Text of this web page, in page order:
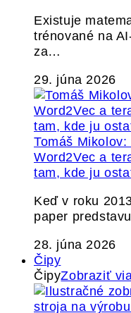
Existuje
trénované na
za…
29. júna 2026
Tomáš
Word2Vec a
tam, kde ju
Keď v roku
paper
28. júna 2026
Čipy
ČipyZobraziť